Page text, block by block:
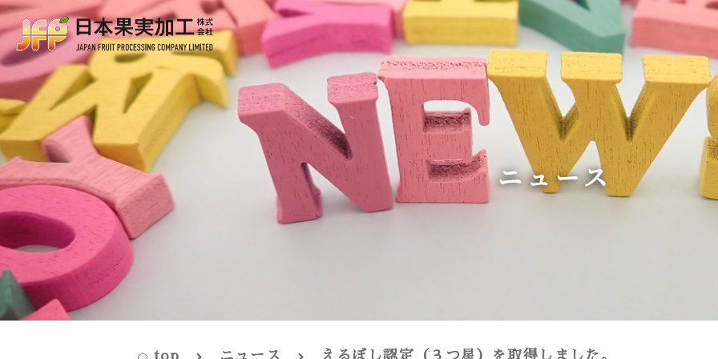
ニュース
top ニュース えるぼし認定（３つ星）を取得しました。